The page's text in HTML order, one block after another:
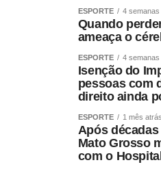
ESPORTE 4 semanas
Quando
ameaça o
ESPORTE 4 semanas
Isenção do
pessoas com
direito ainda
ESPORTE 1 mês atrás
Após
Mato Grosso
com o